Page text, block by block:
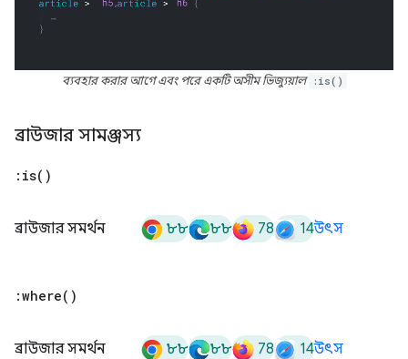
ব্যবহার করার আগে এবং পরে একটি অসীম ভিজ্যুয়াল :is()
ব্রাউজার সামঞ্জস্য
: is( )
ব্রাউজার সমর্থন ৮৮ ৮৮ 78 14উৎস
:where( )
ব্রাউজার সমর্থন ৮৮ ৮৮ 78 14উৎস